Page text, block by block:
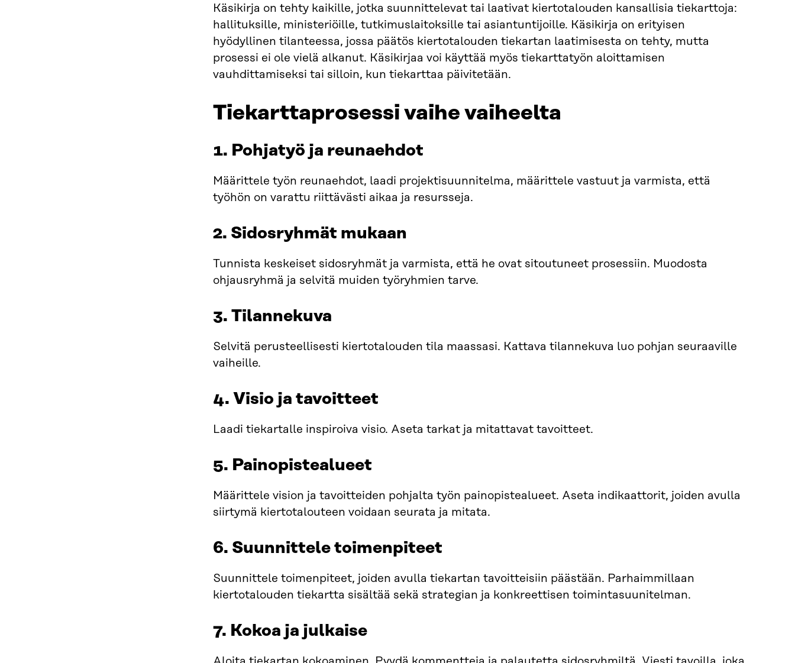
Käsikirja on tehty kaikille, jotka suunnittelevat tai laativat kiertotalouden kansallisia tiekarttoja:
hallituksille, ministeriöille, tutkimuslaitoksille tai asiantuntijoille. Käsikirja on erityisen
hyödyllinen tilanteessa, jossa päätös kiertotalouden tiekartan laatimisesta on tehty, mutta
prosessi ei ole vielä alkanut. Käsikirjaa voi käyttää myös tiekarttatyön aloittamisen
vauhdittamiseksi tai silloin, kun tiekarttaa päivitetään.
Tiekarttaprosessi vaihe vaiheelta
1. Pohjatyö ja reunaehdot
Määrittele työn reunaehdot, laadi projektisuunnitelma, määrittele vastuut ja varmista, että
työhön on varattu riittävästi aikaa ja resursseja.
2. Sidosryhmät mukaan
Tunnista keskeiset sidosryhmät ja varmista, että he ovat sitoutuneet prosessiin. Muodosta
ohjausryhmä ja selvitä muiden työryhmien tarve.
3. Tilannekuva
Selvitä perusteellisesti kiertotalouden tila maassasi. Kattava tilannekuva luo pohjan seuraaville
vaiheille.
4. Visio ja tavoitteet
Laadi tiekartalle inspiroiva visio. Aseta tarkat ja mitattavat tavoitteet.
5. Painopistealueet
Määrittele vision ja tavoitteiden pohjalta työn painopistealueet. Aseta indikaattorit, joiden avulla
siirtymä kiertotalouteen voidaan seurata ja mitata.
6. Suunnittele toimenpiteet
Suunnittele toimenpiteet, joiden avulla tiekartan tavoitteisiin päästään. Parhaimmillaan
kiertotalouden tiekartta sisältää sekä strategian ja konkreettisen toimintasuunitelman.
7. Kokoa ja julkaise